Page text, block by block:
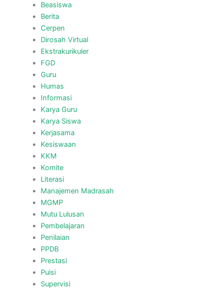
Beasiswa
Berita
Cerpen
Dirosah Virtual
Ekstrakurikuler
FGD
Guru
Humas
Informasi
Karya Guru
Karya Siswa
Kerjasama
Kesiswaan
KKM
Komite
Literasi
Manajemen Madrasah
MGMP
Mutu Lulusan
Pembelajaran
Penilaian
PPDB
Prestasi
Puisi
Supervisi